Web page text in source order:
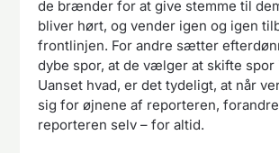
de brænder for at give stemme til
bliver hørt, og vender igen og igen
frontlinjen. For andre sætter
dybe spor, at de vælger at skifte spor
Uanset hvad, er det tydeligt, at når
sig for øjnene af reporteren,
reporteren selv – for altid.